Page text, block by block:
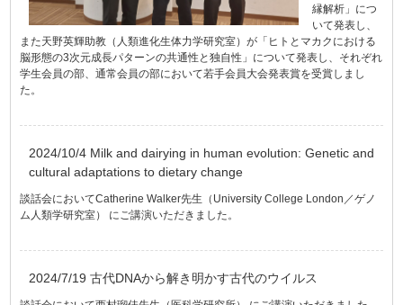
縁解析」につ
いて発表し、
また天野英輝助教（人類進化生体力学研究室）が「ヒトとマカクにおける
脳形態の3次元成長パターンの共通性と独自性」について発表し、それぞれ
学生会員の部、通常会員の部において若手会員大会発表賞を受賞しまし
た。
2024/10/4 Milk and dairying in human evolution: Genetic and
cultural adaptations to dietary change
談話会においてCatherine Walker先生（University College London／ゲノ
ム人類学研究室） にご講演いただきました。
2024/7/19 古代DNAから解き明かす古代のウイルス